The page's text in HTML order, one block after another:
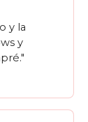
y la
y